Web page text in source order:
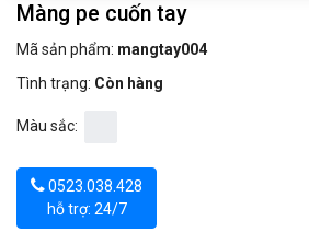
Màng pe cuốn tay
Mã sản phẩm: mangtay004
Tình trạng: Còn hàng
Màu sắc:
0523.038.428
hỗ trợ: 24/7